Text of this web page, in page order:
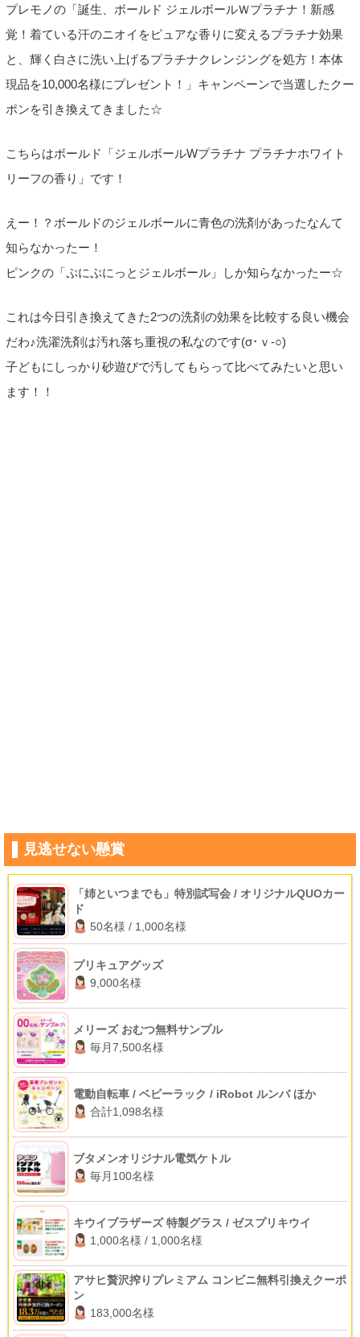
プレモノの「誕生、ボールド ジェルボールＷプラチナ！新感
覚！ 着ている汗のニオイをピュアな香りに変えるプラチナ効果
と、 輝く白さに洗い上げるプラチナクレンジングを処方！ 本体
現品を10,000名様にプレゼント！」キャンペーンで当選したクー
ポンを引き換えてきました☆
こちらはボールド「ジェルボールWプラチナ プラチナホワイト
リーフの香り」です！
えー！？ボールドのジェルボールに青色の洗剤があったなんて
知らなかったー！
ピンクの「ぷにぷにっとジェルボール」しか知らなかったー☆
これは今日引き換えてきた2つの洗剤の効果を比較する良い機会
だわ♪洗濯洗剤は汚れ落ち重視の私なのです(σ･ｖ-○)
子どもにしっかり砂遊びで汚してもらって比べてみたいと思い
ます！！
見逃せない懸賞
「姉といつまでも」特別試写会 / オリジナルQUOカー
ド
50名様 / 1,000名様
プリキュアグッズ
9,000名様
メリーズ おむつ無料サンプル
毎月7,500名様
電動自転車 / ベビーラック / iRobot ルンバ ほか
合計1,098名様
ブタメンオリジナル電気ケトル
毎月100名様
キウイブラザーズ 特製グラス / ゼスプリキウイ
1,000名様 / 1,000名様
アサヒ贅沢搾りプレミアム コンビニ無料引換えクーポ
ン
183,000名様